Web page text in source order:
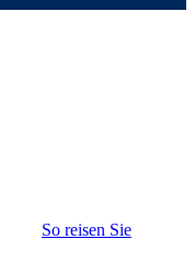
So reisen Sie